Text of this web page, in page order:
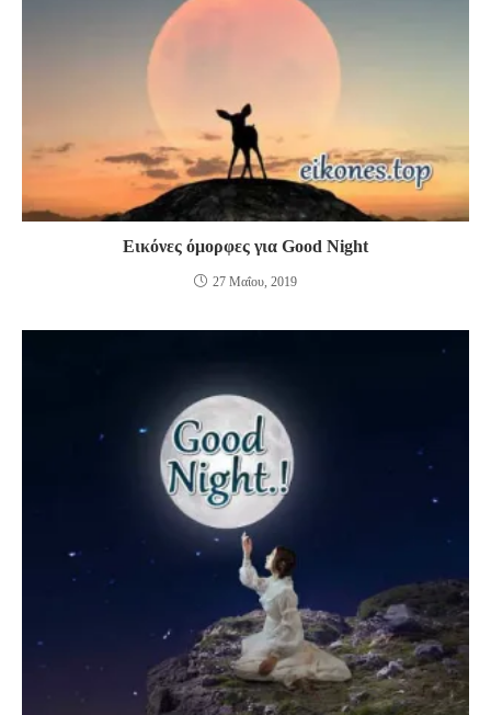
Εικόνες όμορφες για Good Night
27 Μαΐου, 2019